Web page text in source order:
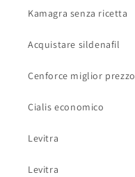
Kamagra senza ricetta
Acquistare sildenafil
Cenforce miglior prezzo
Cialis economico
Levitra
Levitra